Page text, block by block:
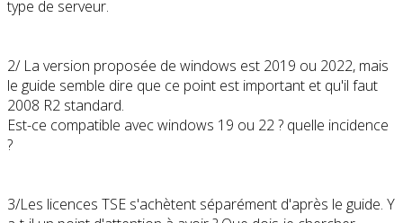
type de serveur.
2/ La version proposée de windows est 2019 ou 2022, mais
le guide semble dire que ce point est important et qu'il faut
2008 R2 standard.
Est-ce compatible avec windows 19 ou 22 ? quelle incidence
?
3/Les licences TSE s'achètent séparément d'après le guide. Y